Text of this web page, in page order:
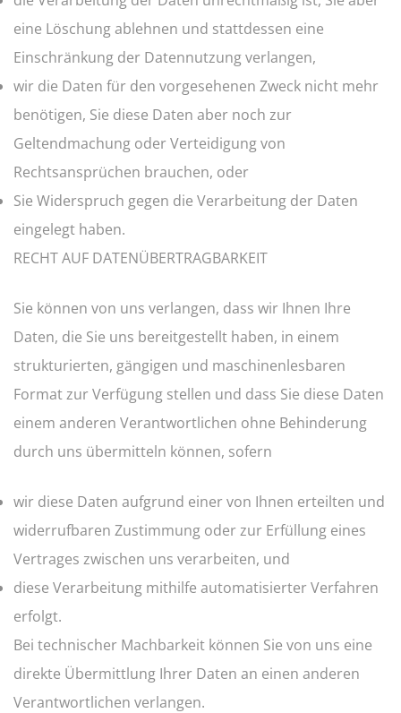
eine Löschung ablehnen und stattdessen eine
Einschränkung der Datennutzung verlangen,
wir die Daten für den vorgesehenen Zweck nicht mehr
benötigen, Sie diese Daten aber noch zur
Geltendmachung oder Verteidigung von
Rechtsansprüchen brauchen, oder
Sie Widerspruch gegen die Verarbeitung der Daten
eingelegt haben.
RECHT AUF DATENÜBERTRAGBARKEIT
Sie können von uns verlangen, dass wir Ihnen Ihre
Daten, die Sie uns bereitgestellt haben, in einem
strukturierten, gängigen und maschinenlesbaren
Format zur Verfügung stellen und dass Sie diese Daten
einem anderen Verantwortlichen ohne Behinderung
durch uns übermitteln können, sofern
wir diese Daten aufgrund einer von Ihnen erteilten und
widerrufbaren Zustimmung oder zur Erfüllung eines
Vertrages zwischen uns verarbeiten, und
diese Verarbeitung mithilfe automatisierter Verfahren
erfolgt.
Bei technischer Machbarkeit können Sie von uns eine
direkte Übermittlung Ihrer Daten an einen anderen
Verantwortlichen verlangen.